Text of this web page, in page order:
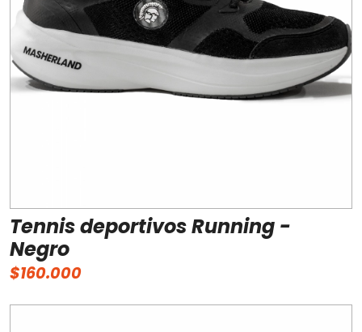
Tennis deportivos Running -
Negro
$160.000